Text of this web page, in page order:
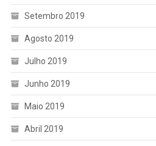
Setembro 2019
Agosto 2019
Julho 2019
Junho 2019
Maio 2019
Abril 2019